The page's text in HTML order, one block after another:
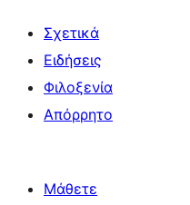
Σχετικά
Ειδήσεις
Φιλοξενία
Απόρρητο
Μάθετε